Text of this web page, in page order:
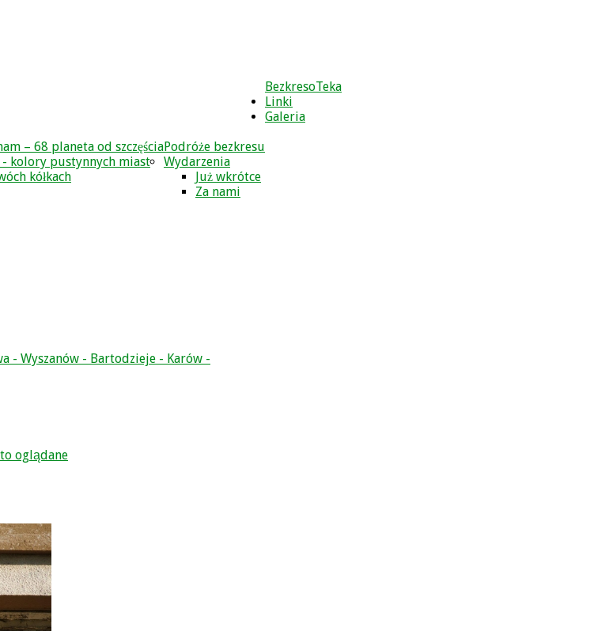
BezkresoTeka
Podróże bezkresu
– 68 planeta od szczęścia
kolory pustynnych miast
kółkach
Wydarzenia
Już wkrótce
Za nami
Linki
Galeria
- Wyszanów - Bartodzieje - Karów -
oglądane